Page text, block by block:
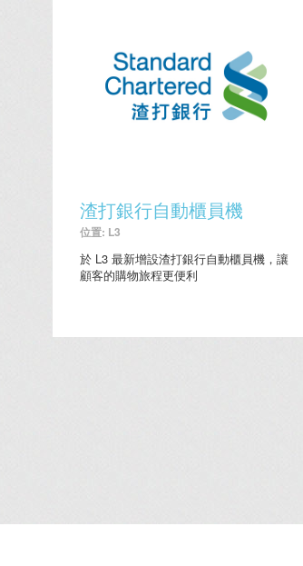
渣打銀行自動櫃員機
位置: L3
於 L3 最新增設渣打銀行自動櫃員機，讓
顧客的購物旅程更便利